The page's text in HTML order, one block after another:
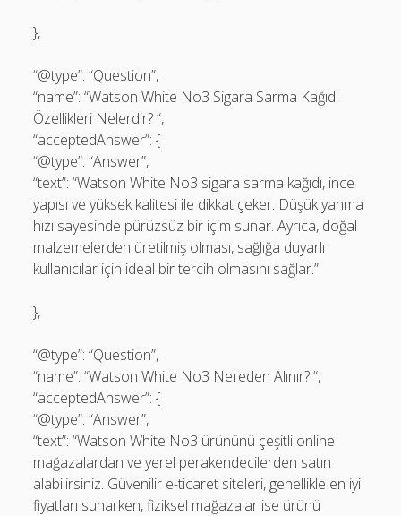
},
“@type”: “Question”,
“name”: “Watson White No3 Sigara Sarma Kağıdı
Özellikleri Nelerdir? “,
“acceptedAnswer”: {
“@type”: “Answer”,
“text”: “Watson White No3 sigara sarma kağıdı, ince
yapısı ve yüksek kalitesi ile dikkat çeker. Düşük yanma
hızı sayesinde pürüzsüz bir içim sunar. Ayrıca, doğal
malzemelerden üretilmiş olması, sağlığa duyarlı
kullanıcılar için ideal bir tercih olmasını sağlar.”
},
“@type”: “Question”,
“name”: “Watson White No3 Nereden Alınır? “,
“acceptedAnswer”: {
“@type”: “Answer”,
“text”: “Watson White No3 ürününü çeşitli online
mağazalardan ve yerel perakendecilerden satın
alabilirsiniz. Güvenilir e-ticaret siteleri, genellikle en iyi
fiyatları sunarken, fiziksel mağazalar ise ürünü